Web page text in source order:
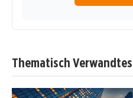
Thematisch Verwandtes